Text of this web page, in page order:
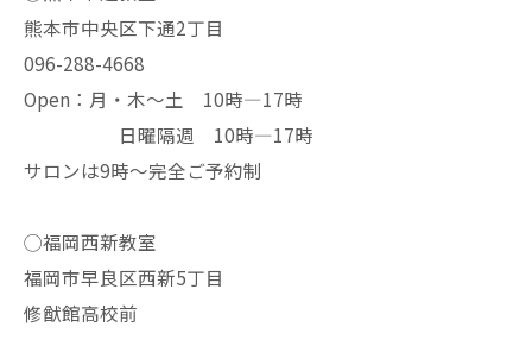
熊本市中央区下通2丁目
096-288-4668
Open：月・木〜土 10時—17時
日曜隔週 10時—17時
サロンは9時〜完全ご予約制
◯福岡西新教室
福岡市早良区西新5丁目
修猷館高校前